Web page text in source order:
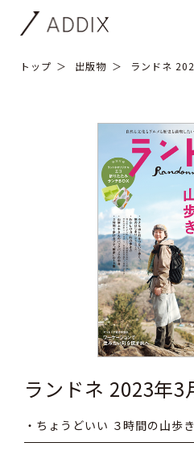
トップ 出版物 ランドネ
ランドネ 2023年
・ちょうどいい ３時間の山歩き